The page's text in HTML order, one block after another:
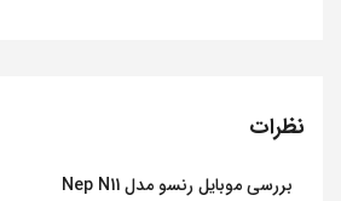
نظرات
بررسی موبایل رنسو مدل Nep N11